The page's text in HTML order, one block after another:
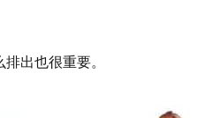
出也很重要。